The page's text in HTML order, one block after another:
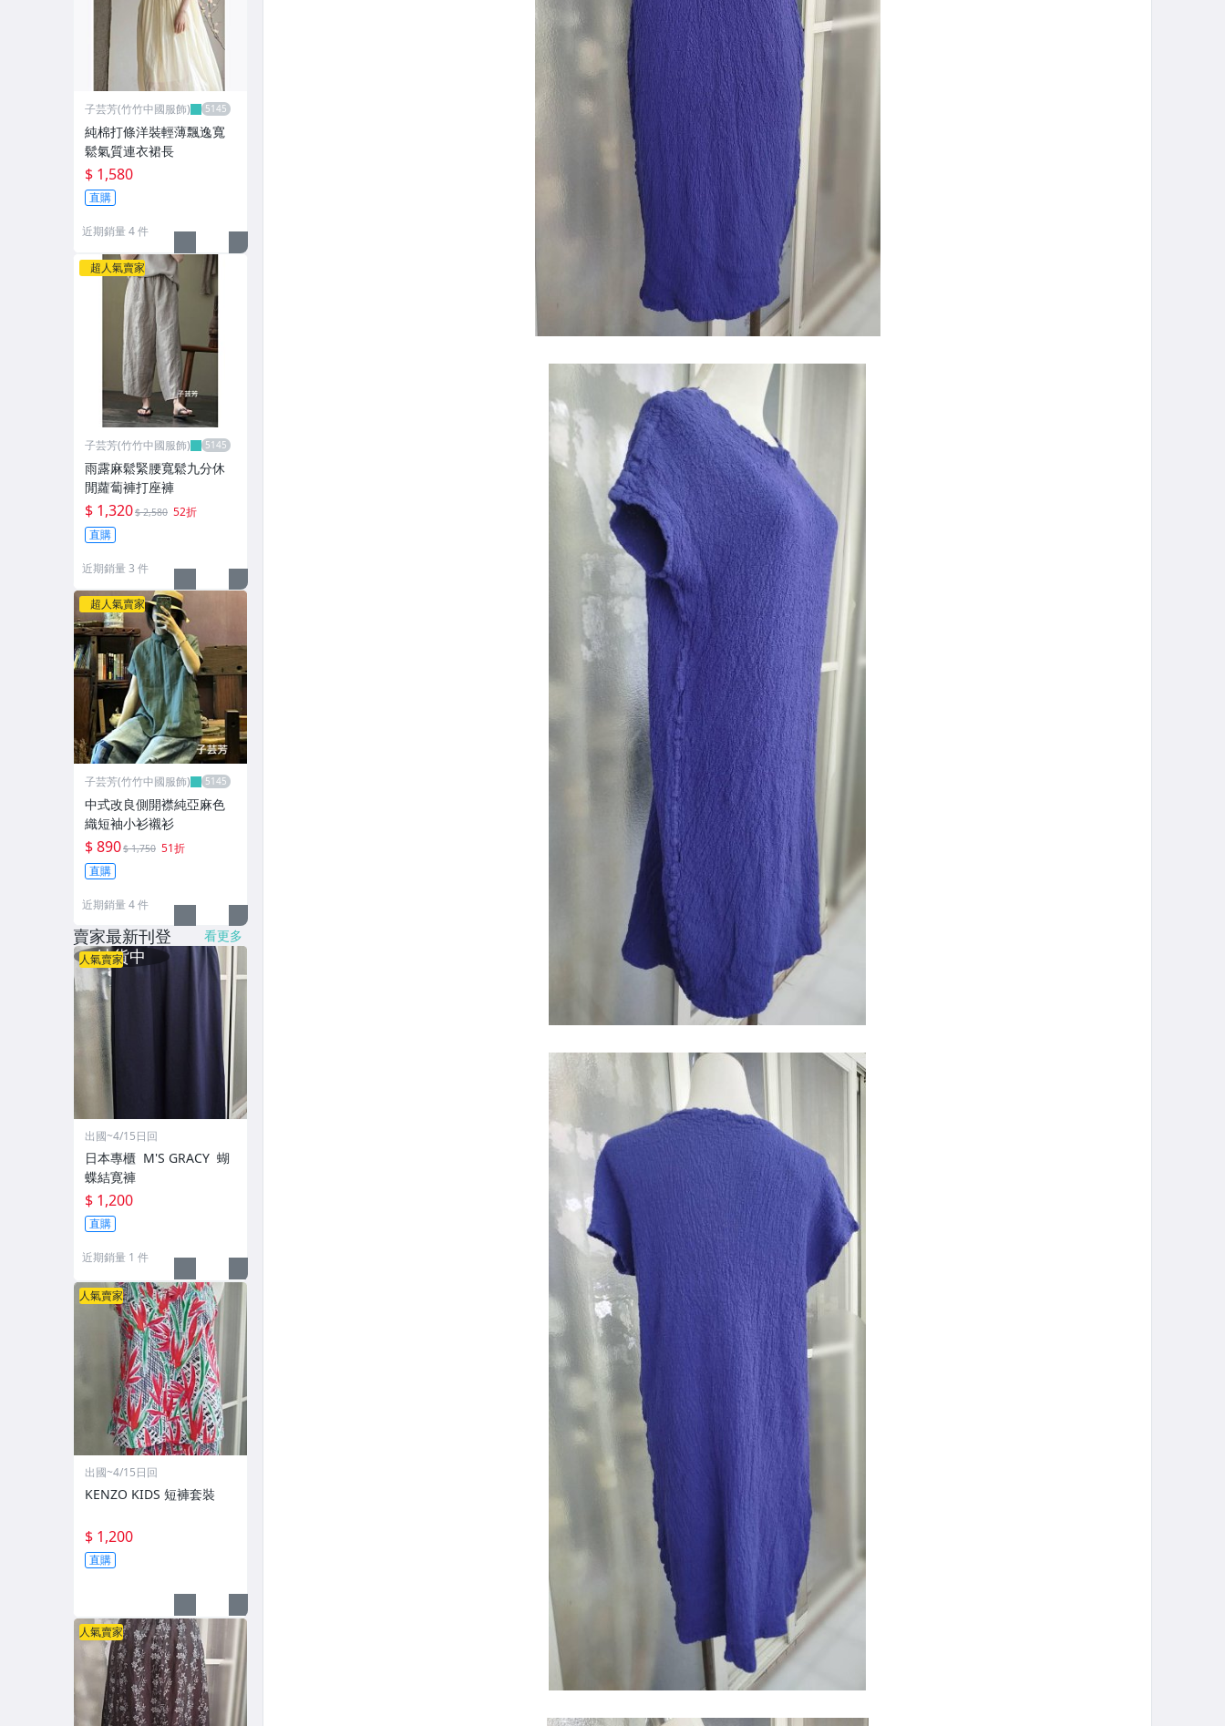
子芸芳(竹竹中國服飾)
純棉打條洋裝輕薄飄逸寬
鬆氣質連衣裙長
$ 1,580
直購
近期銷量 4 件
超人氣賣家
子芸芳(竹竹中國服飾)
雨露麻鬆緊腰寬鬆九分休
閒蘿蔔褲打座褲
$ 1,320$ 2,580 52折
直購
近期銷量 3 件
超人氣賣家
子芸芳(竹竹中國服飾)
中式改良側開襟純亞麻色
織短袖小衫襯衫
$ 890$ 1,750 51折
直購
近期銷量 4 件
賣家最新刊登 看更多
人氣賣家
出國~4/15日回
日本專櫃 M'S GRACY 蝴
蝶結寛褲
$ 1,200
直購
近期銷量 1 件
人氣賣家
出國~4/15日回
KENZO KIDS 短褲套裝
$ 1,200
直購
人氣賣家